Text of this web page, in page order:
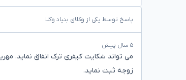
پاسخ توسط یکی از وکلای بنیاد وکلا
۵ سال پیش
می تواند شکایت کیفری ترک انفاق نماید.
زوجه ثبت نماید.